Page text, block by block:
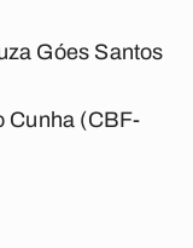
Góes Santos
Cunha (CBF-